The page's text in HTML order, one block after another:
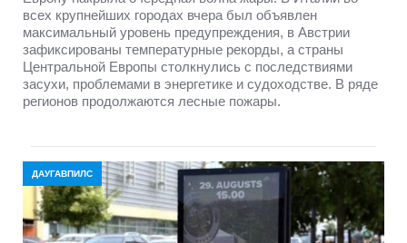
всех крупнейших городах вчера был объявлен
максимальный уровень предупреждения, в Австрии
зафиксированы температурные рекорды, а страны
Центральной Европы столкнулись с последствиями
засухи, проблемами в энергетике и судоходстве. В ряде
регионов продолжаются лесные пожары.
ДАУГАВПИЛС